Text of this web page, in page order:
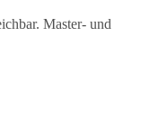
Master- und